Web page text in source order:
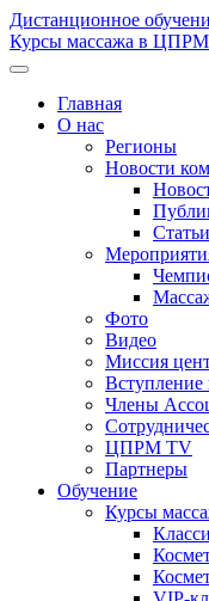
Дистанционное
Курсы массажа в ЦПРМ
Главная
О нас
Регионы
Новости
Статьи
Фото
Видео
Миссия
Члены
ЦПРМ TV
Партнеры
Oбучение
Курсы